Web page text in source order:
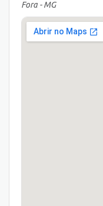
Fora - MG